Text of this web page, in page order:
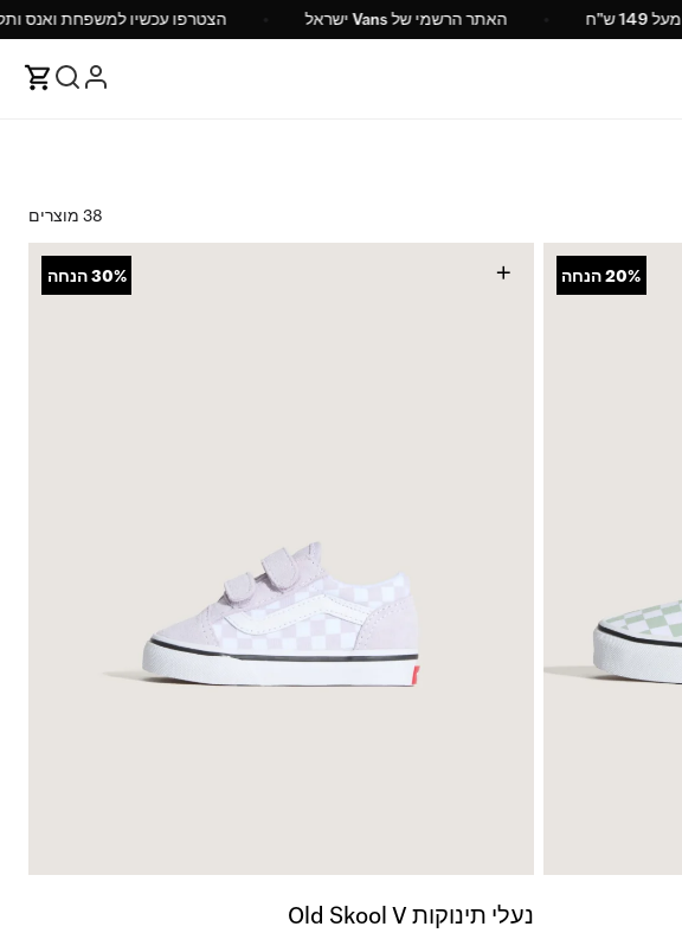
משלוח חינם בקניה מעל 149 ש"ח האתר הרשמי של Vans ישראל הצטרפו עכשיו
38 מוצרים
20%הנחה +
30%הנחה
נעלי תינוקות Old Skool V